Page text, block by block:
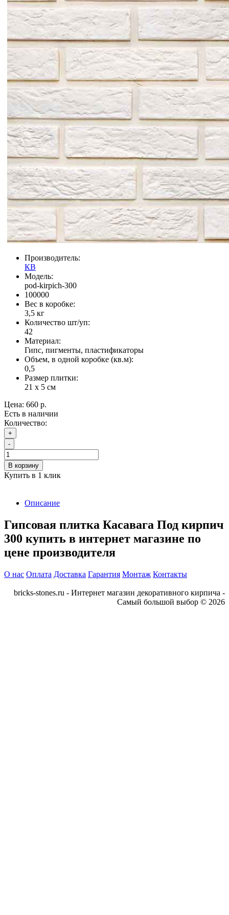
Производитель:
КВ
Модель:
pod-kirpich-300
100000
Вес в коробке:
3,5 кг
Количество шт/уп:
42
Материал:
Гипс, пигменты, пластификаторы
Объем, в одной коробке (кв.м):
0,5
Размер плитки:
21 х 5 см
Цена: 660 р.
Есть в наличии
Количество:
+
-
В корзину
Купить в 1 клик
Описание
Гипсовая плитка Касавага Под кирпич
300 купить в интернет магазине по
цене производителя
О нас Оплата Доставка Гарантия Монтаж Контакты
bricks-stones.ru - Интернет магазин декоративного кирпича -
Самый большой выбор © 2026